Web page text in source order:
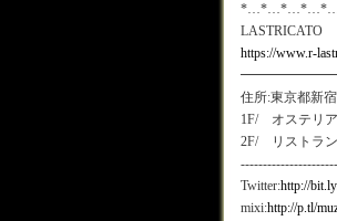
LASTRICATO
https://www.r-
住所:東京都新
1F/ オステリ
2F/ リストラ
Twitter:http://
mixi:http://p.tl/